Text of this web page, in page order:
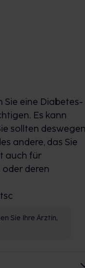
Sie eine Diabetes-
Es kann
sollten deswegen
andere, das Sie
auch für
deren
Sie Ihre Ärztin,